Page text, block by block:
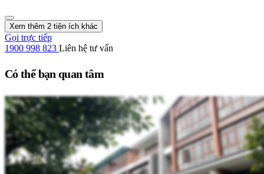
Xem thêm 2 tiện ích khác
Gọi trực tiếp
1900 998 823 Liên hệ tư vấn
Có thể bạn quan tâm